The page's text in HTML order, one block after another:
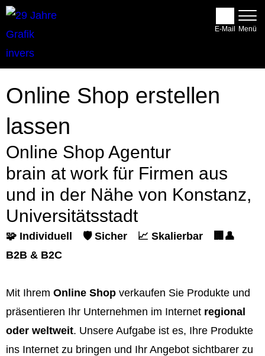
Online Shop erstellen
lassen
Online Shop Agentur
brain at work für Firmen aus
und in der Nähe von Konstanz,
Universitätsstadt
🧩 Individuell 🛡️ Sicher 📈 Skalierbar
🏢👤
B2B & B2C
Mit Ihrem Online Shop verkaufen Sie Produkte und
präsentieren Ihr Unternehmen im Internet regional
oder weltweit. Unsere Aufgabe ist es, Ihre Produkte
ins Internet zu bringen und Ihr Angebot sichtbarer zu